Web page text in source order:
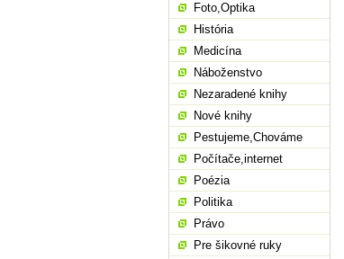
Foto,Optika
História
Medicína
Náboženstvo
Nezaradené knihy
Nové knihy
Pestujeme,Chováme
Počítače,internet
Poézia
Politika
Právo
Pre šikovné ruky